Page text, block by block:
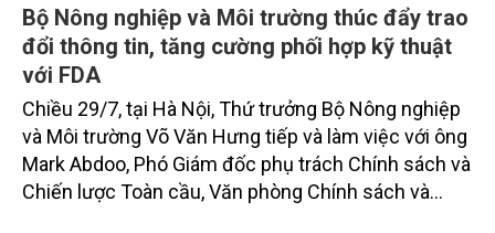
Bộ Nông nghiệp và Môi trường thúc đẩy trao
đổi thông tin, tăng cường phối hợp kỹ thuật
với FDA
Chiều 29/7, tại Hà Nội, Thứ trưởng Bộ Nông nghiệp
và Môi trường Võ Văn Hưng tiếp và làm việc với ông
Mark Abdoo, Phó Giám đốc phụ trách Chính sách và
Chiến lược Toàn cầu, Văn phòng Chính sách và